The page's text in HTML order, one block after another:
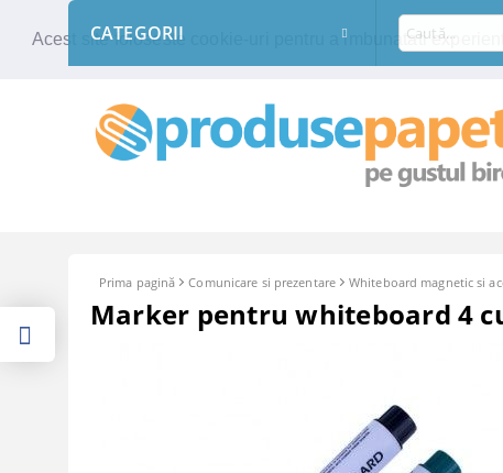
Acest site foloseste cookie-uri pentru a imbunatati
CATEGORII
Prima pagină Comunicare si prezentare Whiteboard magnetic si
Marker pentru whiteboard 4